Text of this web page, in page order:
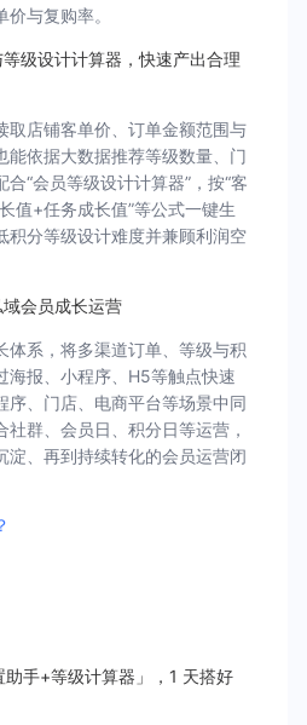
与复购率。
级设计计算器，快速产出合理
取店铺客单价、订单金额范围与
能依据大数据推荐等级数量、门
“会员等级设计计算器”，按“客
值+任务成长值”等公式一键生
积分等级设计难度并兼顾利润空
会员成长运营
体系，将多渠道订单、等级与积
海报、小程序、H5等触点快速
序、门店、电商平台等场景中同
群、会员日、积分日等运营，
淀、再到持续转化的会员运营闭
手+等级计算器」，1 天搭好